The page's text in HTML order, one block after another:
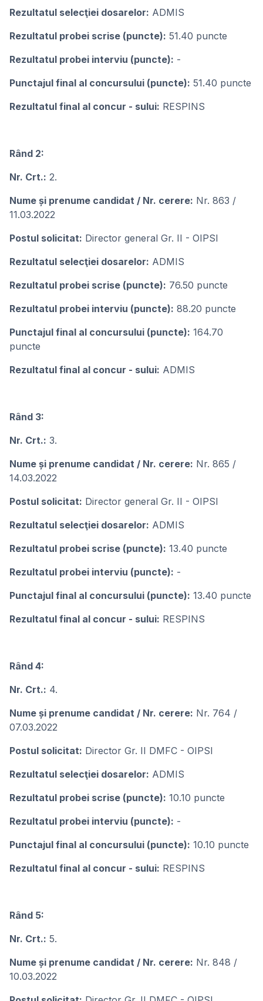
Rezultatul selecţiei dosarelor: ADMIS
Rezultatul probei scrise (puncte): 51.40 puncte
Rezultatul probei interviu (puncte): -
Punctajul final al concursului (puncte): 51.40 puncte
Rezultatul final al concur - sului: RESPINS
Rând 2:
Nr. Crt.: 2.
Nume și prenume candidat / Nr. cerere: Nr. 863 /
11.03.2022
Postul solicitat: Director general Gr. II - OIPSI
Rezultatul selecţiei dosarelor: ADMIS
Rezultatul probei scrise (puncte): 76.50 puncte
Rezultatul probei interviu (puncte): 88.20 puncte
Punctajul final al concursului (puncte): 164.70
puncte
Rezultatul final al concur - sului: ADMIS
Rând 3:
Nr. Crt.: 3.
Nume și prenume candidat / Nr. cerere: Nr. 865 /
14.03.2022
Postul solicitat: Director general Gr. II - OIPSI
Rezultatul selecţiei dosarelor: ADMIS
Rezultatul probei scrise (puncte): 13.40 puncte
Rezultatul probei interviu (puncte): -
Punctajul final al concursului (puncte): 13.40 puncte
Rezultatul final al concur - sului: RESPINS
Rând 4:
Nr. Crt.: 4.
Nume și prenume candidat / Nr. cerere: Nr. 764 /
07.03.2022
Postul solicitat: Director Gr. II DMFC - OIPSI
Rezultatul selecţiei dosarelor: ADMIS
Rezultatul probei scrise (puncte): 10.10 puncte
Rezultatul probei interviu (puncte): -
Punctajul final al concursului (puncte): 10.10 puncte
Rezultatul final al concur - sului: RESPINS
Rând 5:
Nr. Crt.: 5.
Nume și prenume candidat / Nr. cerere: Nr. 848 /
10.03.2022